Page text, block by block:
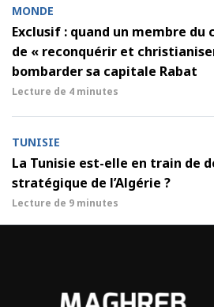
MONDE
Exclusif : quand un membre du
de « reconquérir et
bombarder sa capitale Rabat
Lecture de 4 minutes
TUNISIE
La Tunisie est-elle en train de
stratégique de l’Algérie ?
Lecture de 9 minutes